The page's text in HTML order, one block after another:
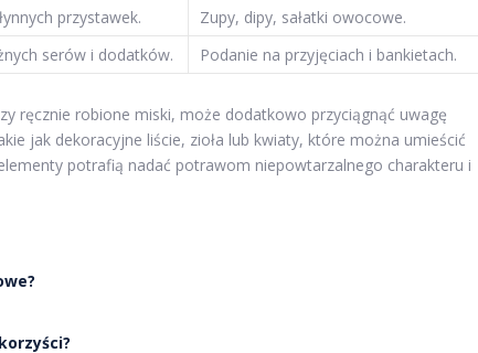
przystawek.
Zupy, dipy, sałatki owocowe.
serów i dodatków. Podanie na przyjęciach i bankietach.
ręcznie robione miski, może dodatkowo przyciągnąć uwagę
jak dekoracyjne liście, zioła lub kwiaty, które można umieścić
potrafią nadać potrawom niepowtarzalnego charakteru i